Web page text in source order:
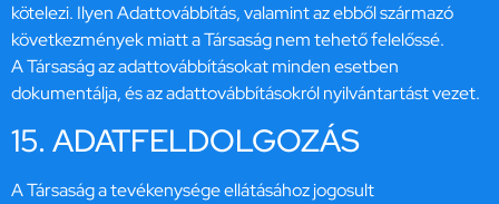
kötelezi. Ilyen Adattovábbítás, valamint az ebből származó
következmények miatt a Társaság nem tehető felelőssé.
A Társaság az adattovábbításokat minden esetben
dokumentálja, és az adattovábbításokról nyilvántartást vezet.
15. ADATFELDOLGOZÁS
A Társaság a tevékenysége ellátásához jogosult